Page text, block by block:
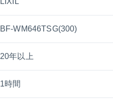
BF-WM646TSG(300)
20年以上
1時間